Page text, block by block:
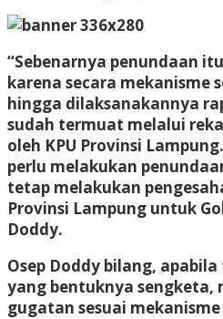
“Sebenarnya penundaan
karena secara mekanisme
hingga dilaksanakannya
sudah termuat melalui
oleh KPU Provinsi
perlu melakukan
tetap melakukan
Provinsi Lampung untuk
Doddy.
Osep Doddy bilang,
yang bentuknya sengketa,
gugatan sesuai